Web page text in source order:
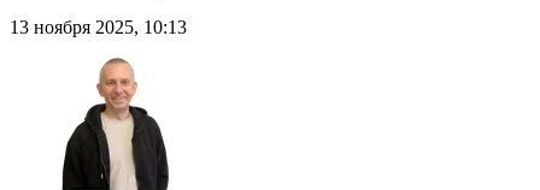
13 ноября 2025, 10:13